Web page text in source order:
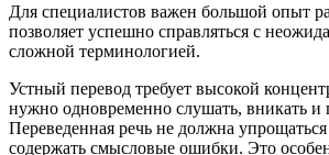
Для специалистов важен большой опыт
позволяет успешно справляться с
сложной терминологией.
Устный перевод требует высокой
нужно одновременно слушать, вникать и
Переведенная речь не должна упрощаться
содержать смысловые ошибки. Это